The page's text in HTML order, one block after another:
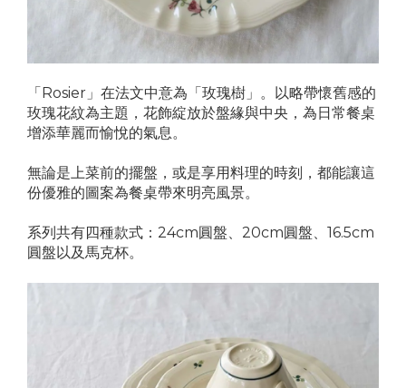
「Rosier」在法文中意為「玫瑰樹」。以略帶懷舊感的
玫瑰花紋為主題，花飾綻放於盤緣與中央，為日常餐桌
增添華麗而愉悅的氣息。
無論是上菜前的擺盤，或是享用料理的時刻，都能讓這
份優雅的圖案為餐桌帶來明亮風景。
系列共有四種款式：24cm圓盤、20cm圓盤、16.5cm
圓盤以及馬克杯。